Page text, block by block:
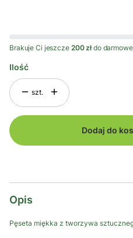
Brakuje Ci jeszcze 200 zł do
Ilość
szt.
Dodaj do
Opis
Pęseta miękka z tworzywa